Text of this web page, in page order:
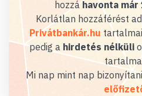
hozzáhavonta
Korlátlan hozzáférést
Privátbankár.hu
pedig a hirdetés nélküli
Mi nap mint nap